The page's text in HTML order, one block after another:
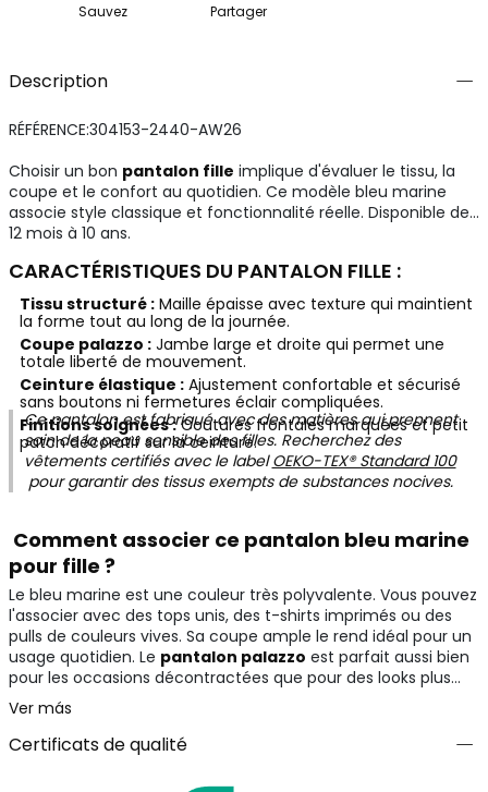
Sauvez Partager
Description
RÉFÉRENCE:304153-2440-AW26
Choisir un bon pantalon fille implique d'évaluer le tissu, la
coupe et le confort au quotidien. Ce modèle bleu marine
associe style classique et fonctionnalité réelle. Disponible de
12 mois à 10 ans.
CARACTÉRISTIQUES DU PANTALON FILLE :
Tissu structuré :Maille épaisse avec texture qui maintient
la forme tout au long de la journée.
Coupe palazzo :Jambe large et droite qui permet une
totale liberté de mouvement.
Ceinture élastique :Ajustement confortable et sécurisé
sans boutons ni fermetures éclair compliquées.
Finitions soignées :Coutures frontales marquées et petit
patch décoratif sur la ceinture.
Ce pantalon est fabriqué avec des matières qui prennent
soin de la peau sensible des filles. Recherchez des
vêtements certifiés avec le labelOEKO-TEX® Standard 100
pour garantir des tissus exempts de substances nocives.
Comment associer ce pantalon bleu marine
pour fille ?
Le bleu marine est une couleur très polyvalente. Vous pouvez
l'associer avec des tops unis, des t-shirts imprimés ou des
pulls de couleurs vives. Sa coupe ample le rend idéal pour un
usage quotidien. Le pantalon palazzo est parfait aussi bien
pour les occasions décontractées que pour des looks plus
habillés.
Ver más
Certificats de qualité